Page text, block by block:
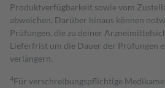
Produktverfügbarkeit sowie vom
abweichen. Darüber hinaus können
Prüfungen, die zu deiner
Lieferfrist um die Dauer der Prüfungen
verlängern.
4Für verschreibungspflichtige